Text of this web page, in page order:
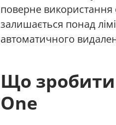
поверне використання
залишається понад
автоматичного
Що зробити
One